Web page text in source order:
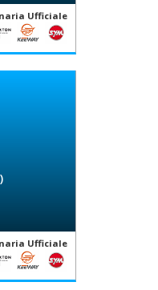
Ufficiale
Ufficiale